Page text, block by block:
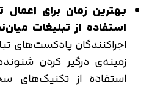
بهترین زمان برای
استفاده از تبلیغات
اجراکنندگان پادکست‌های
زمینه‌ی درگیر کردن
استفاده از تکنیک‌های